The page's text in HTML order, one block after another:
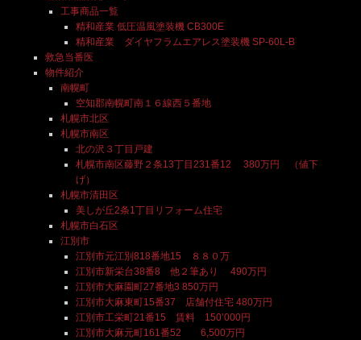
工事商品一覧
精和産業 低圧温風塗装機 CB300E
精和産業 ダイヤフラムエアレス塗装機 SP-60L-B
救急当番医
物件紹介
南幌町
空知郡南幌町南１６線西５番地
札幌市北区
札幌市南区
北の沢３丁目戸建
札幌市南区藤野２条13丁目231番12 380万円 （値下
げ）
札幌市清田区
美しが丘2条1丁目リフォーム住宅
札幌市白石区
江別市
江別市元江別818番地15 ８８０万
江別市新栄台38番8 他２筆あり 490万円
江別市大麻園町27番地3 850万円
江別市大麻東町15番37 店舗付住宅 480万円
江別市工栄町21番15 賃料 150’000円
江別市大麻元町161番52 6,500万円